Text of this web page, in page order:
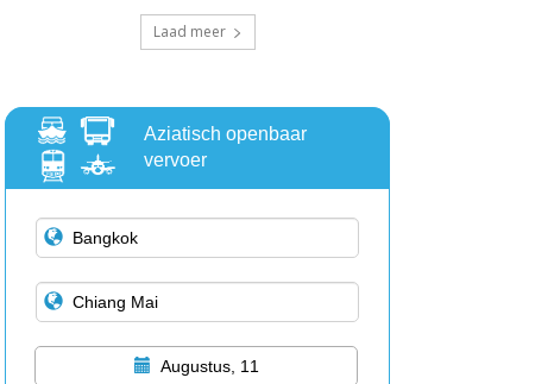
Laad meer
Aziatisch openbaar
vervoer
Augustus, 11